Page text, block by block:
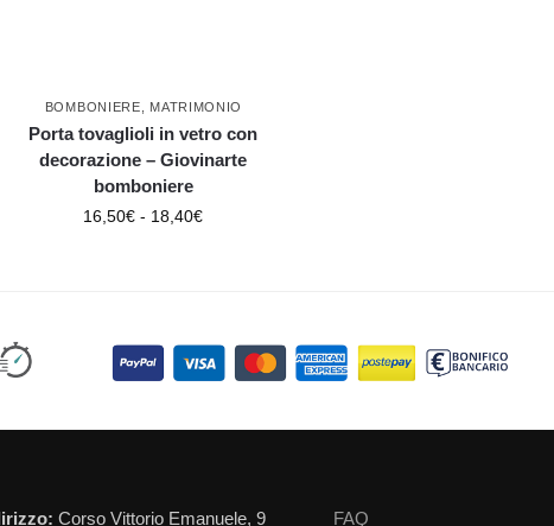
BOMBONIERE MATRIMONIO
Porta tovaglioli in vetro con
decorazione – Giovinarte
bomboniere
16,50€ - 18,40€
Corso Vittorio Emanuele, 9 FAQ